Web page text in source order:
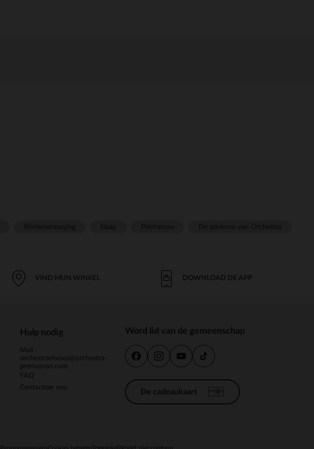
VIND MIJN WINKEL DOWNLOAD DE APP
Hulp nodig
Mail :
orchestraetvous@orchestra-
premaman.com
FAQ
Contacteer ons
Word lid van de gemeenschap
De cadeaukaart